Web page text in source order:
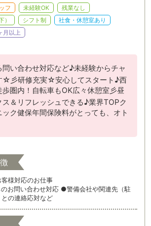
フ 未経験OK
残業なし
）
シフト制
社食・休憩室あり
月以上
い合わせ対応など♪未経験からチャ
☆彡研修充実☆安心してスタート♪西
圏内！自転車もOK広々休憩室彡昼
＆リフレッシュできる♪業界TOPク
ク健保年間保険料がとっても、オト
様対応のお仕事
お問い合わせ対応 ●警備会社や関連先（駐
の連絡応対など